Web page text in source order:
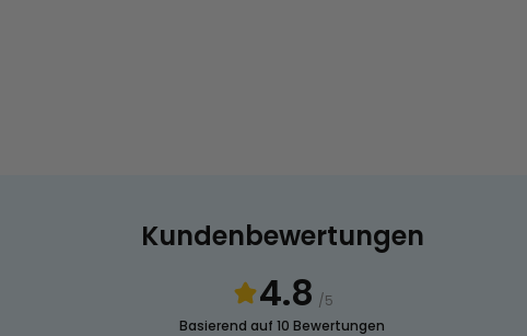
Kundenbewertungen
4.8 /5
Basierend auf 10 Bewertungen